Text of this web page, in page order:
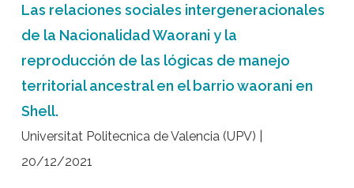
Las relaciones sociales intergeneracionales
de la Nacionalidad Waorani y la
reproducción de las lógicas de manejo
territorial ancestral en el barrio waorani en
Shell.
Universitat Politecnica de Valencia (UPV) |
20/12/2021